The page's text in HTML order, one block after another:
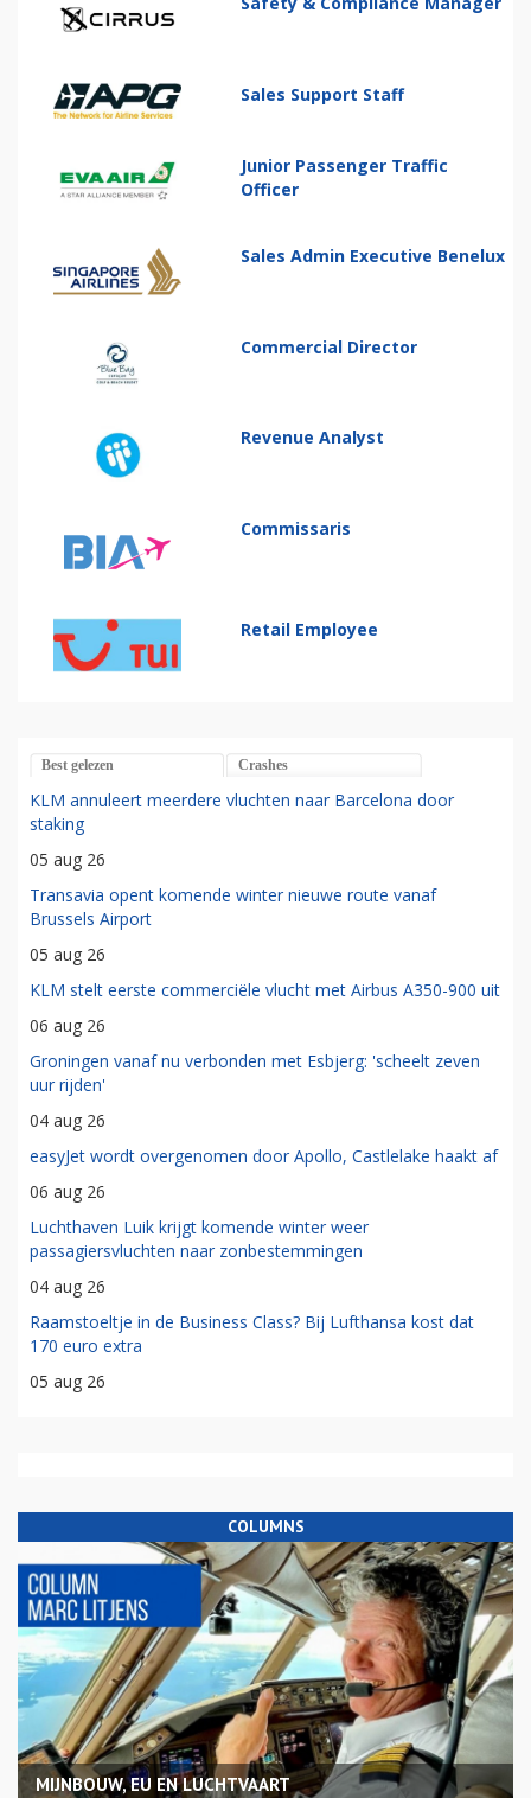
Sales Support Staff
Junior Passenger Traffic
Officer
Sales Admin Executive Benelux
Commercial Director
Revenue Analyst
Commissaris
Retail Employee
Best gelezen Crashes
KLM annuleert meerdere vluchten naar Barcelona door
staking
05 aug 26
Transavia opent komende winter nieuwe route vanaf
Brussels Airport
05 aug 26
KLM stelt eerste commerciële vlucht met Airbus A350-900 uit
06 aug 26
Groningen vanaf nu verbonden met Esbjerg: 'scheelt zeven
uur rijden'
04 aug 26
easyJet wordt overgenomen door Apollo, Castlelake haakt af
06 aug 26
Luchthaven Luik krijgt komende winter weer
passagiersvluchten naar zonbestemmingen
04 aug 26
Raamstoeltje in de Business Class? Bij Lufthansa kost dat
170 euro extra
05 aug 26
COLUMNS
MIJNBOUW, EU EN LUCHTVAART